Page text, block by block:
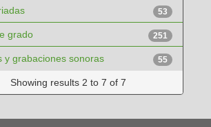
53
grado 251
y grabaciones sonoras 55
Showing results 2 to 7 of 7